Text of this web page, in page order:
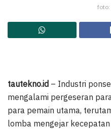
foto:
tautekno.id – Industri
mengalami pergeseran
para pemain utama,
lomba mengejar